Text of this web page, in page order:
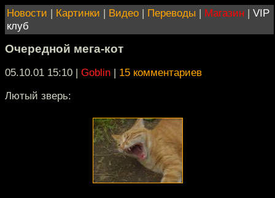
Новости | Картинки | Видео | Переводы | Магазин | VIP
клуб
Очередной мега-кот
05.10.01 15:10 | Goblin | 15 комментариев
Лютый зверь: